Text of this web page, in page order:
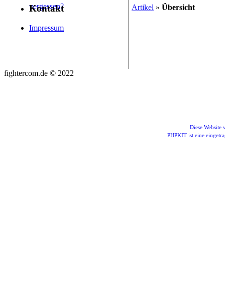
Kontakt
Impressum
Artikel » Übersicht
fightercom.de © 2022
Diese Website
PHPKIT ist eine